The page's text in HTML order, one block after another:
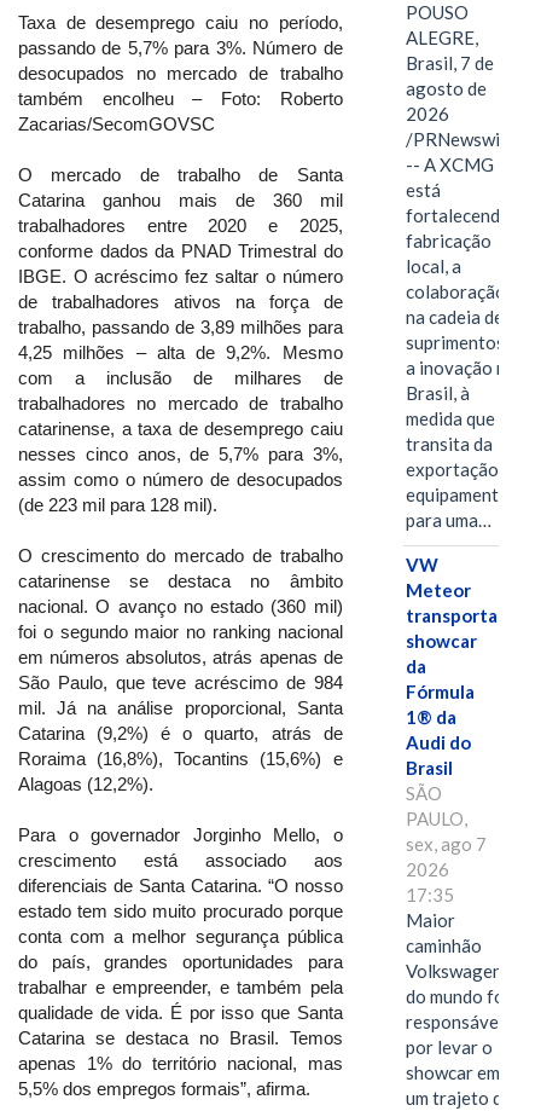
Taxa de desemprego caiu no período,
passando de 5,7% para 3%. Número de
desocupados no mercado de trabalho
também encolheu – Foto: Roberto
Zacarias/SecomGOVSC
O mercado de trabalho de Santa
Catarina ganhou mais de 360 mil
trabalhadores entre 2020 e 2025,
conforme dados da PNAD Trimestral do
IBGE. O acréscimo fez saltar o número
de trabalhadores ativos na força de
trabalho, passando de 3,89 milhões para
4,25 milhões – alta de 9,2%. Mesmo
com a inclusão de milhares de
trabalhadores no mercado de trabalho
catarinense, a taxa de desemprego caiu
nesses cinco anos, de 5,7% para 3%,
assim como o número de desocupados
(de 223 mil para 128 mil).
O crescimento do mercado de trabalho
catarinense se destaca no âmbito
nacional. O avanço no estado (360 mil)
foi o segundo maior no ranking nacional
em números absolutos, atrás apenas de
São Paulo, que teve acréscimo de 984
mil. Já na análise proporcional, Santa
Catarina (9,2%) é o quarto, atrás de
Roraima (16,8%), Tocantins (15,6%) e
Alagoas (12,2%).
Para o governador Jorginho Mello, o
crescimento está associado aos
diferenciais de Santa Catarina. “O nosso
estado tem sido muito procurado porque
conta com a melhor segurança pública
do país, grandes oportunidades para
trabalhar e empreender, e também pela
qualidade de vida. É por isso que Santa
Catarina se destaca no Brasil. Temos
apenas 1% do território nacional, mas
5,5% dos empregos formais”, afirma.
POUSO
ALEGRE,
Brasil, 7 de
agosto de
2026
/PRNewswire/
-- A XCMG
está
fortalecendo a
fabricação
local, a
colaboração
na cadeia de
suprimentos e
a inovação no
Brasil, à
medida que
transita da
exportação de
equipamentos
para uma…
VW
Meteor
transporta
showcar
da
Fórmula
1® da
Audi do
Brasil
SÃO
PAULO,
sex, ago 7
2026
17:35
Maior
caminhão
Volkswagen
do mundo foi
responsável
por levar o
showcar em
um trajeto que